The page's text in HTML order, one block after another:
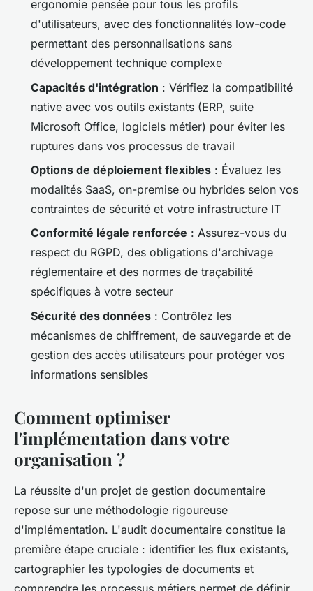
ergonomie pensée pour tous les profils
d'utilisateurs, avec des fonctionnalités low-code
permettant des personnalisations sans
développement technique complexe
Capacités d'intégration : Vérifiez la compatibilité
native avec vos outils existants (ERP, suite
Microsoft Office, logiciels métier) pour éviter les
ruptures dans vos processus de travail
Options de déploiement flexibles : Évaluez les
modalités SaaS, on-premise ou hybrides selon vos
contraintes de sécurité et votre infrastructure IT
Conformité légale renforcée : Assurez-vous du
respect du RGPD, des obligations d'archivage
réglementaire et des normes de traçabilité
spécifiques à votre secteur
Sécurité des données : Contrôlez les
mécanismes de chiffrement, de sauvegarde et de
gestion des accès utilisateurs pour protéger vos
informations sensibles
Comment optimiser
l'implémentation dans votre
organisation ?
La réussite d'un projet de gestion documentaire
repose sur une méthodologie rigoureuse
d'implémentation. L'audit documentaire constitue la
première étape cruciale : identifier les flux existants,
cartographier les typologies de documents et
comprendre les processus métiers permet de définir